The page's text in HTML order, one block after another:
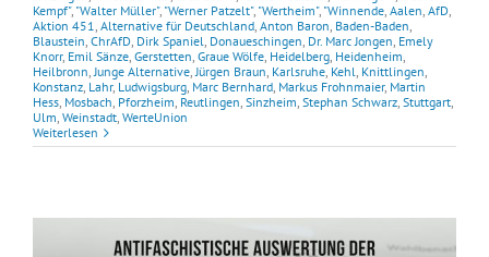
Kempf", "Walter Müller", "Werner Patzelt", "Wertheim", "Winnende, Aalen, AfD,
Aktion 451, Alternative für Deutschland, Anton Baron, Baden-Baden,
Blaustein, ChrAfD, Dirk Spaniel, Donaueschingen, Dr. Marc Jongen, Emely
Knorr, Emil Sänze, Gerstetten, Graue Wölfe, Heidelberg, Heidenheim,
Heilbronn,Junge Alternative,Jürgen Braun, Karlsruhe, Kehl, Knittlingen,
Konstanz, Lahr, Ludwigsburg, Marc Bernhard, Markus Frohnmaier, Martin
Hess, Mosbach, Pforzheim, Reutlingen, Sinzheim, Stephan Schwarz, Stuttgart,
Ulm, Weinstadt, WerteUnion
Weiterlesen